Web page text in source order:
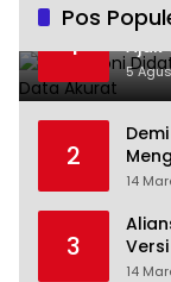
Pos
1
Ajak
5
2
14
3
14